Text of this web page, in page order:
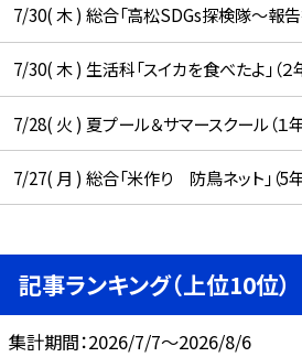
7/30( 木 ) 総合「高松SDGs探検隊〜報告
7/30( 木 ) 生活科「スイカを食べたよ」（２
7/28( 火 ) 夏プール＆サマースクール（１年
7/27( 月 ) 総合「米作り 防鳥ネット」（5年
記事ランキング（上位10位）
集計期間：2026/7/7～2026/8/6